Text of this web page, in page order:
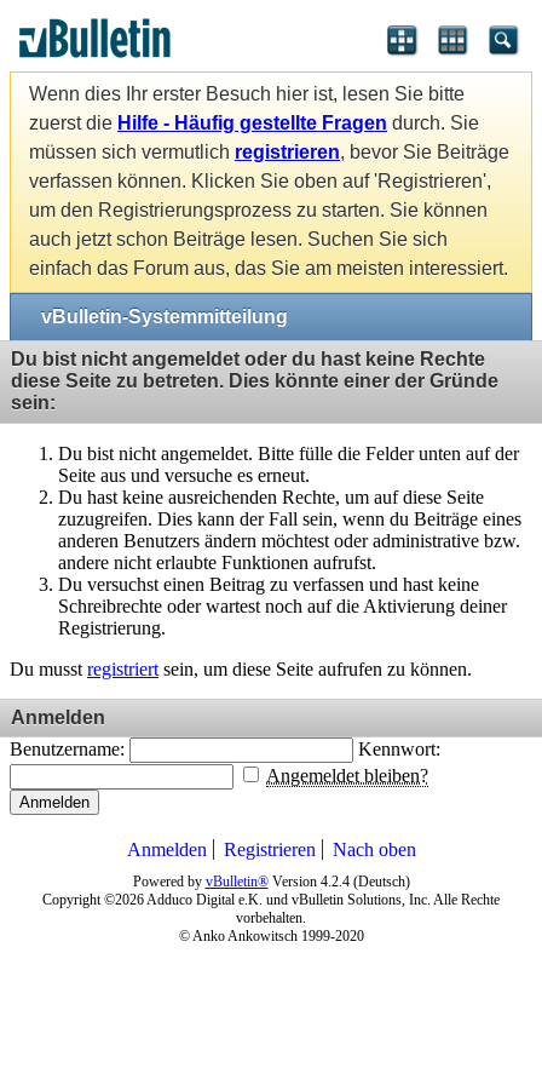
Wenn dies Ihr erster Besuch hier ist, lesen Sie bitte
zuerst die Hilfe - Häufig gestellte Fragen durch. Sie
müssen sich vermutlich registrieren, bevor Sie Beiträge
verfassen können. Klicken Sie oben auf 'Registrieren',
um den Registrierungsprozess zu starten. Sie können
auch jetzt schon Beiträge lesen. Suchen Sie sich
einfach das Forum aus, das Sie am meisten interessiert.
vBulletin-Systemmitteilung
Du bist nicht angemeldet oder du hast keine Rechte
diese Seite zu betreten. Dies könnte einer der Gründe
sein:
Du bist nicht angemeldet. Bitte fülle die Felder unten auf der
Seite aus und versuche es erneut.
Du hast keine ausreichenden Rechte, um auf diese Seite
zuzugreifen. Dies kann der Fall sein, wenn du Beiträge eines
anderen Benutzers ändern möchtest oder administrative bzw.
andere nicht erlaubte Funktionen aufrufst.
Du versuchst einen Beitrag zu verfassen und hast keine
Schreibrechte oder wartest noch auf die Aktivierung deiner
Registrierung.
Du musst registriert sein, um diese Seite aufrufen zu können.
Anmelden
Benutzername:
Kennwort:
Angemeldet bleiben?
Anmelden
Anmelden Registrieren Nach oben
Powered by vBulletin®Version 4.2.4 (Deutsch)
Copyright ©2026 Adduco Digital e.K. und vBulletin Solutions, Inc. Alle Rechte
vorbehalten.
© Anko Ankowitsch 1999-2020